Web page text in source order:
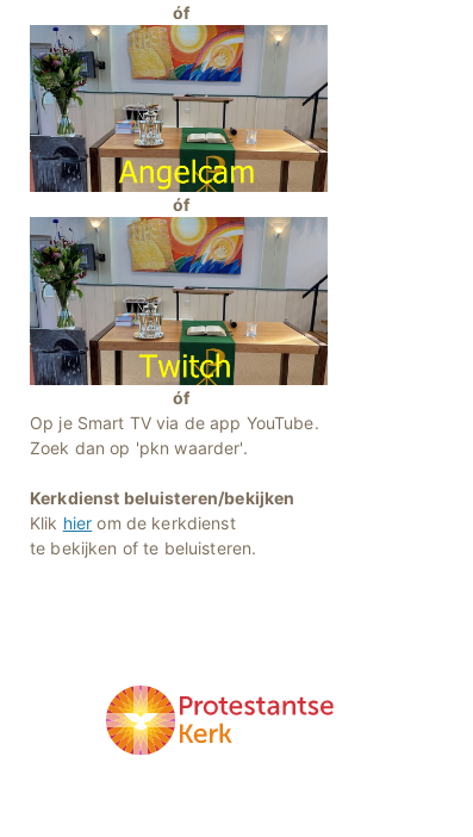
óf
óf
óf
Op je Smart TV via de app YouTube.
Zoek dan op 'pkn waarder'.
Kerkdienst beluisteren/bekijken
Klik hier om de kerkdienst
te bekijken of te beluisteren.